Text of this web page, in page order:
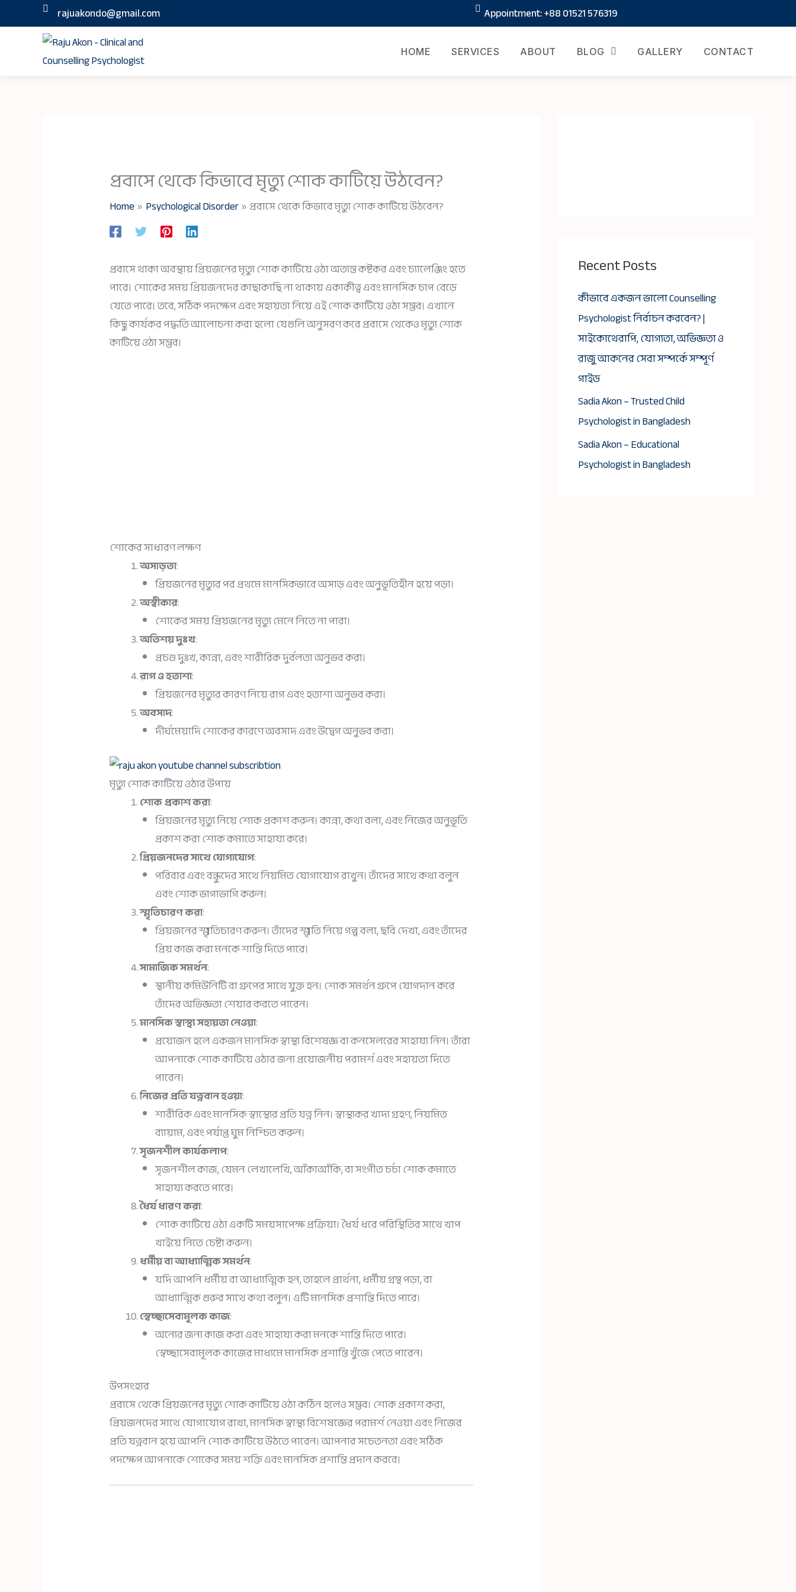
to
rajuakondo@gmail.com Appointment: +88 01521 576319
HOME SERVICES ABOUT BLOG GALLERY CONTACT
প্রবাসে থেকে কিভাবে মৃত্যু শোক কাটিয়ে উঠবেন?
Home Psychological Disorder প্রবাসে থেকে কিভাবে মৃত্যু শোক কাটিয়ে উঠবেন?
প্রবাসে থাকা অবস্থায় প্রিয়জনের মৃত্যু শোক কাটিয়ে ওঠা অত্যন্ত কষ্টকর এবং চ্যালেঞ্জিং হতে
পারে। শোকের সময় প্রিয়জনদের কাছাকাছি না থাকায় একাকীত্ব এবং মানসিক চাপ বেড়ে
যেতে পারে। তবে, সঠিক পদক্ষেপ এবং সহায়তা নিয়ে এই শোক কাটিয়ে ওঠা সম্ভব। এখানে
কিছু কার্যকর পদ্ধতি আলোচনা করা হলো যেগুলি অনুসরণ করে প্রবাসে থেকেও মৃত্যু শোক
কাটিয়ে ওঠা সম্ভব।
শোকের সাধারণ লক্ষণ
অসাড়তা:
প্রিয়জনের মৃত্যুর পর প্রথমে মানসিকভাবে অসাড় এবং অনুভূতিহীন হয়ে পড়া।
অস্বীকার:
শোকের সময় প্রিয়জনের মৃত্যু মেনে নিতে না পারা।
অতিশয় দুঃখ:
প্রচণ্ড দুঃখ, কান্না, এবং শারীরিক দুর্বলতা অনুভব করা।
রাগ ও হতাশা:
প্রিয়জনের মৃত্যুর কারণ নিয়ে রাগ এবং হতাশা অনুভব করা।
অবসাদ:
দীর্ঘমেয়াদি শোকের কারণে অবসাদ এবং উদ্বেগ অনুভব করা।
মৃত্যু শোক কাটিয়ে ওঠার উপায়
শোক প্রকাশ করা:
প্রিয়জনের মৃত্যু নিয়ে শোক প্রকাশ করুন। কান্না, কথা বলা, এবং নিজের অনুভূতি
প্রকাশ করা শোক কমাতে সাহায্য করে।
প্রিয়জনদের সাথে যোগাযোগ:
পরিবার এবং বন্ধুদের সাথে নিয়মিত যোগাযোগ রাখুন। তাঁদের সাথে কথা বলুন
এবং শোক ভাগাভাগি করুন।
স্মৃতিচারণ করা:
প্রিয়জনের স্মৃতিচারণ করুন। তাঁদের স্মৃতি নিয়ে গল্প বলা, ছবি দেখা, এবং তাঁদের
প্রিয় কাজ করা মনকে শান্তি দিতে পারে।
সামাজিক সমর্থন:
স্থানীয় কমিউনিটি বা গ্রুপের সাথে যুক্ত হন। শোক সমর্থন গ্রুপে যোগদান করে
তাঁদের অভিজ্ঞতা শেয়ার করতে পারেন।
মানসিক স্বাস্থ্য সহায়তা নেওয়া:
প্রয়োজন হলে একজন মানসিক স্বাস্থ্য বিশেষজ্ঞ বা কনসেলরের সাহায্য নিন। তাঁরা
আপনাকে শোক কাটিয়ে ওঠার জন্য প্রয়োজনীয় পরামর্শ এবং সহায়তা দিতে
পারেন।
নিজের প্রতি যত্নবান হওয়া:
শারীরিক এবং মানসিক স্বাস্থ্যের প্রতি যত্ন নিন। স্বাস্থ্যকর খাদ্য গ্রহণ, নিয়মিত
ব্যায়াম, এবং পর্যাপ্ত ঘুম নিশ্চিত করুন।
সৃজনশীল কার্যকলাপ:
সৃজনশীল কাজ, যেমন লেখালেখি, আঁকাআঁকি, বা সংগীত চর্চা শোক কমাতে
সাহায্য করতে পারে।
ধৈর্য ধারণ করা:
শোক কাটিয়ে ওঠা একটি সময়সাপেক্ষ প্রক্রিয়া। ধৈর্য ধরে পরিস্থিতির সাথে খাপ
খাইয়ে নিতে চেষ্টা করুন।
ধর্মীয় বা আধ্যাত্মিক সমর্থন:
যদি আপনি ধর্মীয় বা আধ্যাত্মিক হন, তাহলে প্রার্থনা, ধর্মীয় গ্রন্থ পড়া, বা
আধ্যাত্মিক গুরুর সাথে কথা বলুন। এটি মানসিক প্রশান্তি দিতে পারে।
স্বেচ্ছাসেবামূলক কাজ:
অন্যের জন্য কাজ করা এবং সাহায্য করা মনকে শান্তি দিতে পারে।
স্বেচ্ছাসেবামূলক কাজের মাধ্যমে মানসিক প্রশান্তি খুঁজে পেতে পারেন।
উপসংহার
প্রবাসে থেকে প্রিয়জনের মৃত্যু শোক কাটিয়ে ওঠা কঠিন হলেও সম্ভব। শোক প্রকাশ করা,
প্রিয়জনদের সাথে যোগাযোগ রাখা, মানসিক স্বাস্থ্য বিশেষজ্ঞের পরামর্শ নেওয়া এবং নিজের
প্রতি যত্নবান হয়ে আপনি শোক কাটিয়ে উঠতে পারেন। আপনার সচেতনতা এবং সঠিক
পদক্ষেপ আপনাকে শোকের সময় শক্তি এবং মানসিক প্রশান্তি প্রদান করবে।
Recent Posts
কীভাবে একজন ভালো Counselling
Psychologist নির্বাচন করবেন? |
সাইকোথেরাপি, যোগ্যতা, অভিজ্ঞতা ও
রাজু আকনের সেবা সম্পর্কে সম্পূর্ণ
গাইড
Sadia Akon – Trusted Child
Psychologist in Bangladesh
Sadia Akon – Educational
Psychologist in Bangladesh